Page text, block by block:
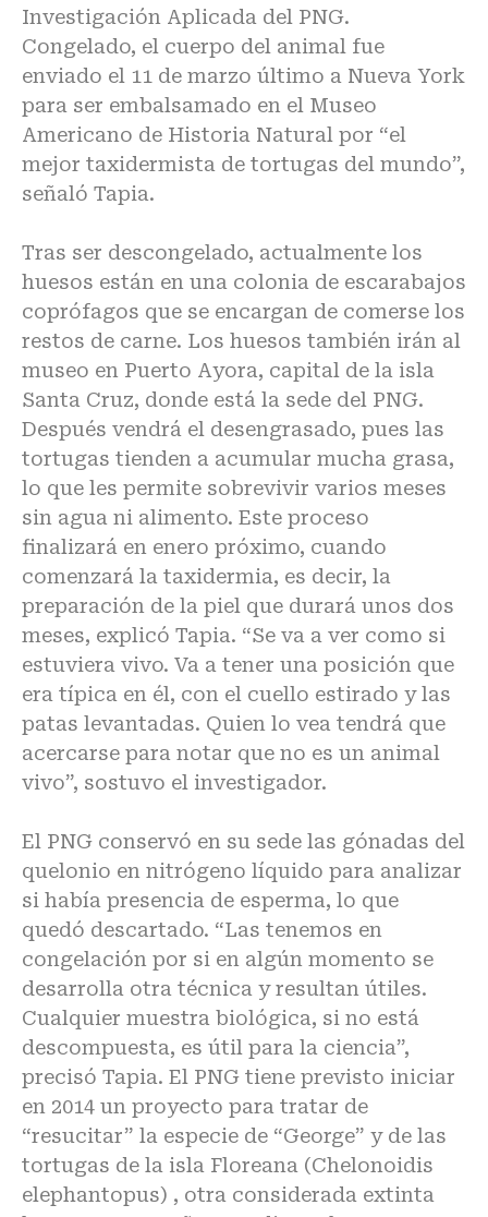
Investigación Aplicada del PNG.
Congelado, el cuerpo del animal fue
enviado el 11 de marzo último a Nueva York
para ser embalsamado en el Museo
Americano de Historia Natural por “el
mejor taxidermista de tortugas del mundo”,
señaló Tapia.
Tras ser descongelado, actualmente los
huesos están en una colonia de escarabajos
coprófagos que se encargan de comerse los
restos de carne. Los huesos también irán al
museo en Puerto Ayora, capital de la isla
Santa Cruz, donde está la sede del PNG.
Después vendrá el desengrasado, pues las
tortugas tienden a acumular mucha grasa,
lo que les permite sobrevivir varios meses
sin agua ni alimento. Este proceso
finalizará en enero próximo, cuando
comenzará la taxidermia, es decir, la
preparación de la piel que durará unos dos
meses, explicó Tapia. “Se va a ver como si
estuviera vivo. Va a tener una posición que
era típica en él, con el cuello estirado y las
patas levantadas. Quien lo vea tendrá que
acercarse para notar que no es un animal
vivo”, sostuvo el investigador.
El PNG conservó en su sede las gónadas del
quelonio en nitrógeno líquido para analizar
si había presencia de esperma, lo que
quedó descartado. “Las tenemos en
congelación por si en algún momento se
desarrolla otra técnica y resultan útiles.
Cualquier muestra biológica, si no está
descompuesta, es útil para la ciencia”,
precisó Tapia. El PNG tiene previsto iniciar
en 2014 un proyecto para tratar de
“resucitar” la especie de “George” y de las
tortugas de la isla Floreana (Chelonoidis
elephantopus) , otra considerada extinta